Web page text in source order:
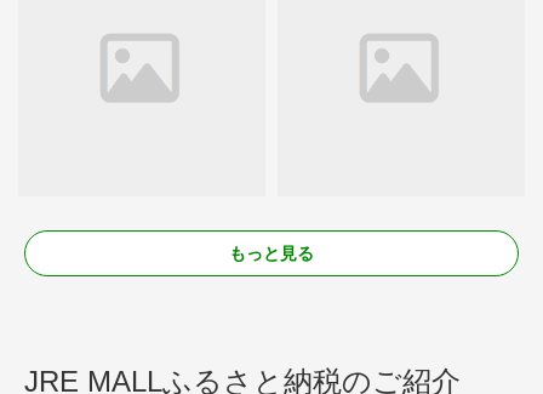
もっと見る
JRE MALLふるさと納税のご紹介